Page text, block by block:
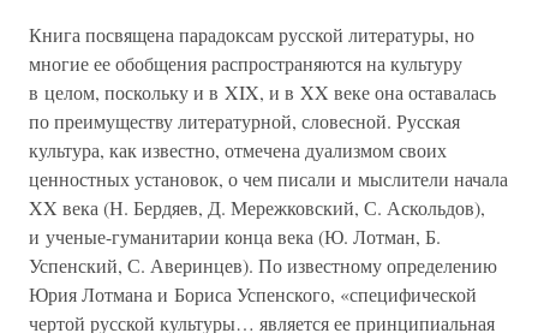
Книга посвящена парадоксам русской литературы, но
многие ее обобщения распространяются на культуру
в целом, поскольку и в XIX, и в XX веке она оставалась
по преимуществу литературной, словесной. Русская
культура, как известно, отмечена дуализмом своих
ценностных установок, о чем писали и мыслители начала
XX века (Н. Бердяев, Д. Мережковский, С. Аскольдов),
и ученые-гуманитарии конца века (Ю. Лотман, Б.
Успенский, С. Аверинцев). По известному определению
Юрия Лотмана и Бориса Успенского, «специфической
чертой русской культуры… является ее принципиальная